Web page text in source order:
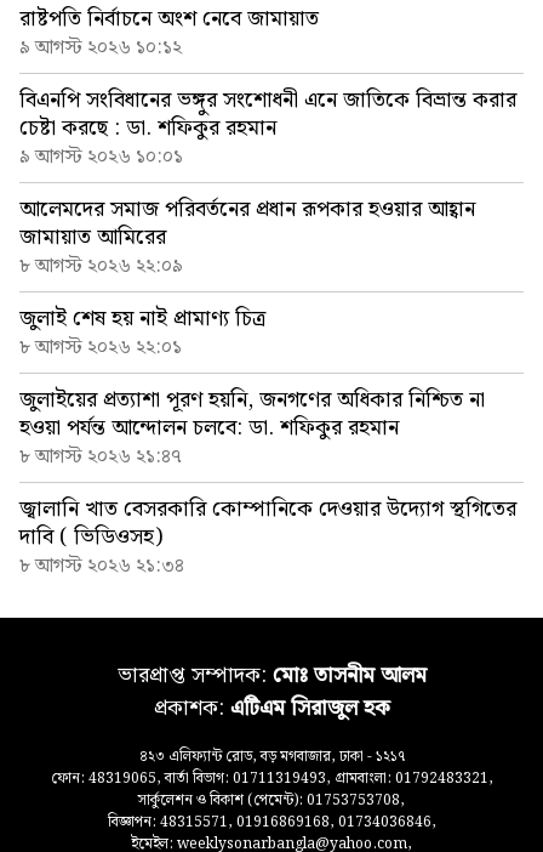
রাষ্টপতি নির্বাচনে অংশ নেবে জামায়াত
৯ আগস্ট ২০২৬ ১০:১২
বিএনপি সংবিধানের ভঙ্গুর সংশোধনী এনে জাতিকে বিভ্রান্ত করার
চেষ্টা করছে : ডা. শফিকুর রহমান
৯ আগস্ট ২০২৬ ১০:০১
আলেমদের সমাজ পরিবর্তনের প্রধান রূপকার হওয়ার আহ্বান
জামায়াত আমিরের
৮ আগস্ট ২০২৬ ২২:০৯
জুলাই শেষ হয় নাই প্রামাণ্য চিত্র
৮ আগস্ট ২০২৬ ২২:০১
জুলাইয়ের প্রত্যাশা পূরণ হয়নি, জনগণের অধিকার নিশ্চিত না
হওয়া পর্যন্ত আন্দোলন চলবে: ডা. শফিকুর রহমান
৮ আগস্ট ২০২৬ ২১:৪৭
জ্বালানি খাত বেসরকারি কোম্পানিকে দেওয়ার উদ্যোগ স্থগিতের
দাবি ( ভিডিওসহ)
৮ আগস্ট ২০২৬ ২১:৩৪
ভারপ্রাপ্ত সম্পাদক: মোঃ তাসনীম আলম
প্রকাশক: এটিএম সিরাজুল হক
৪২৩ এলিফ্যান্ট রোড, বড় মগবাজার, ঢাকা - ১২১৭
ফোন: 48319065, বার্তা বিভাগ: 01711319493, গ্রামবাংলা: 01792483321,
সার্কুলেশন ও বিকাশ (পেমেন্ট): 01753753708,
বিজ্ঞাপন: 48315571, 01916869168, 01734036846,
ইমেইল: weeklysonarbangla@yahoo.com,